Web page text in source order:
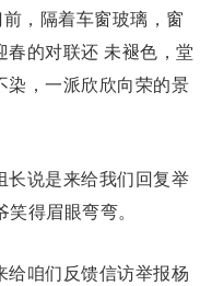
，隔着车窗玻璃，窗
的对联还 未褪色，堂
染，一派欣欣向荣的景
长说是来给我们回复举
得眉眼弯弯。
给咱们反馈信访举报杨